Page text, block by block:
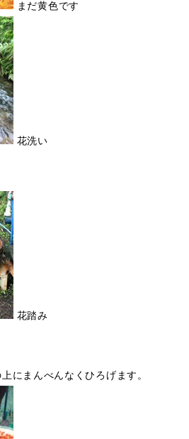
まだ黄色です
花洗い
花踏み
にまんべんなくひろげます。